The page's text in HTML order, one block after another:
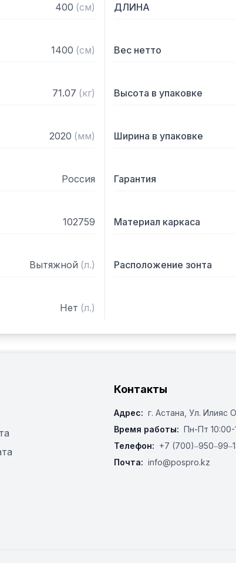
— Бескаркасный
— Поставляется в
400 (см) ДЛИНА
1400 (см) Вес нетто
71.07 (кг) Высота в упаковке
2020 (мм) Ширина в упаковке
Россия Гарантия
102759 Материал каркаса
Вытяжной (л.) Расположение зонта
Нет (л.)
Контакты
Адрес: г. Астана, ​Ул. Илияс
Время работы: Пн-Пт 10:00-
Телефон: +7
Почта: info@pospro.kz